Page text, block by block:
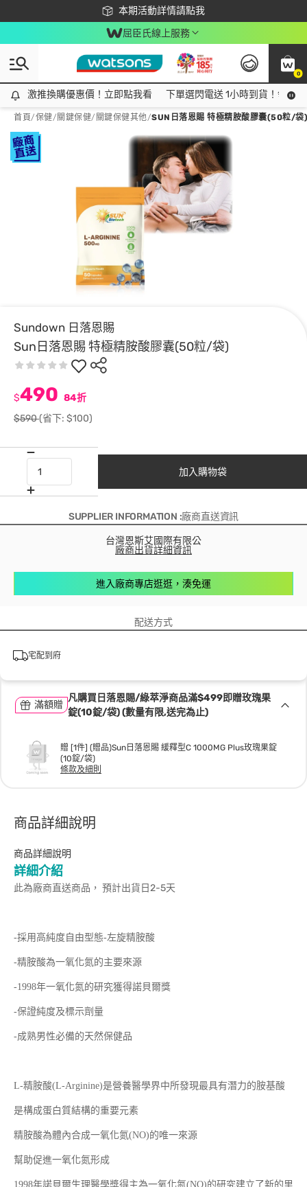
本期活動詳情請點我
下載app最高回饋$350
屈臣氏線上服務
0
激推換購優惠價！立即點我看
激推換購優惠價！立即點我看 下單選閃電送 1小時到貨！領神
首頁/保健/ 關鍵保健/ 關鍵保健其他/SUN日落恩賜 特極精胺酸膠囊(50粒/袋)
Sundown 日落恩賜
Sun日落恩賜 特極精胺酸膠囊(50粒/袋)
$490 84折
$590(省下: $100)
加入購物袋
SUPPLIER INFORMATION :廠商直送資訊
台灣恩斯艾國際有限公
廠商出貨詳細資訊
進入廠商專店逛逛，湊免運
配送方式
宅配到府
滿額贈
凡購買日落恩賜/綠萃淨商品滿$499即贈玫瑰果
錠(10錠/袋) (數量有限,送完為止)
贈 [1件] (贈品)Sun日落恩賜 緩釋型C 1000MG Plus玫瑰果錠
(10錠/袋)
條款及細則
商品詳細說明
商品詳細說明
詳細介紹
此為廠商直送商品， 預計出貨日2-5天
-採用高純度自由型態-左旋精胺酸
-精胺酸為一氧化氮的主要來源
-1998年一氧化氮的研究獲得諾貝爾獎
-保證純度及標示劑量
-成熟男性必備的天然保健品
L-精胺酸(L-Arginine)是營養醫學界中所發現最具有潛力的胺基酸
是構成蛋白質結構的重要元素
精胺酸為體內合成一氧化氮(NO)的唯一來源
幫助促進一氧化氮形成
1998年諾貝爾生理醫學獎得主為一氧化氮(NO)的研究建立了新的里